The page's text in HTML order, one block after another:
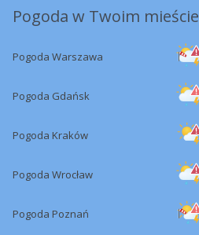
Pogoda w Twoim mieście
Pogoda Warszawa
Pogoda Gdańsk
Pogoda Kraków
Pogoda Wrocław
Pogoda Poznań